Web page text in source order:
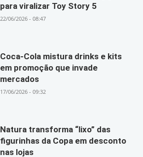
para viralizar Toy Story 5
22/06/2026 - 08:47
Coca-Cola mistura drinks e kits
em promoção que invade
mercados
17/06/2026 - 09:32
Natura transforma “lixo” das
figurinhas da Copa em desconto
nas lojas